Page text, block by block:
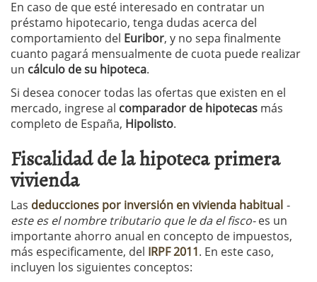
En caso de que esté interesado en contratar un
préstamo hipotecario, tenga dudas acerca del
comportamiento del Euribor, y no sepa finalmente
cuanto pagará mensualmente de cuota puede realizar
un cálculo de su hipoteca.
Si desea conocer todas las ofertas que existen en el
mercado, ingrese al comparador de hipotecas más
completo de España, Hipolisto.
Fiscalidad de la hipoteca primera
vivienda
Las deducciones por inversión en vivienda habitual -
este es el nombre tributario que le da el fisco-es un
importante ahorro anual en concepto de impuestos,
más especificamente, del IRPF 2011. En este caso,
incluyen los siguientes conceptos: